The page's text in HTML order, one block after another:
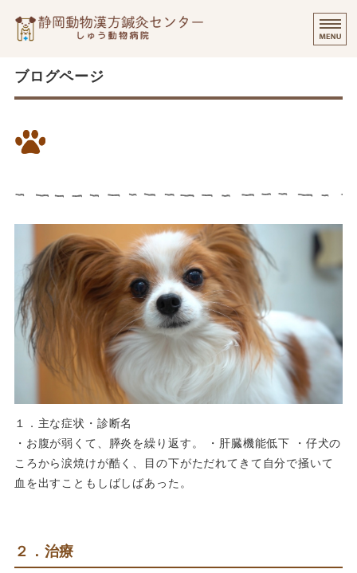
ご挨拶
診察について
ブログページ
１．主な症状・診断名
・お腹が弱くて、膵炎を繰り返す。 ・肝臓機能低下 ・仔犬の
ころから涙焼けが酷く、目の下がただれてきて自分で掻いて
血を出すこともしばしばあった。
２．治療